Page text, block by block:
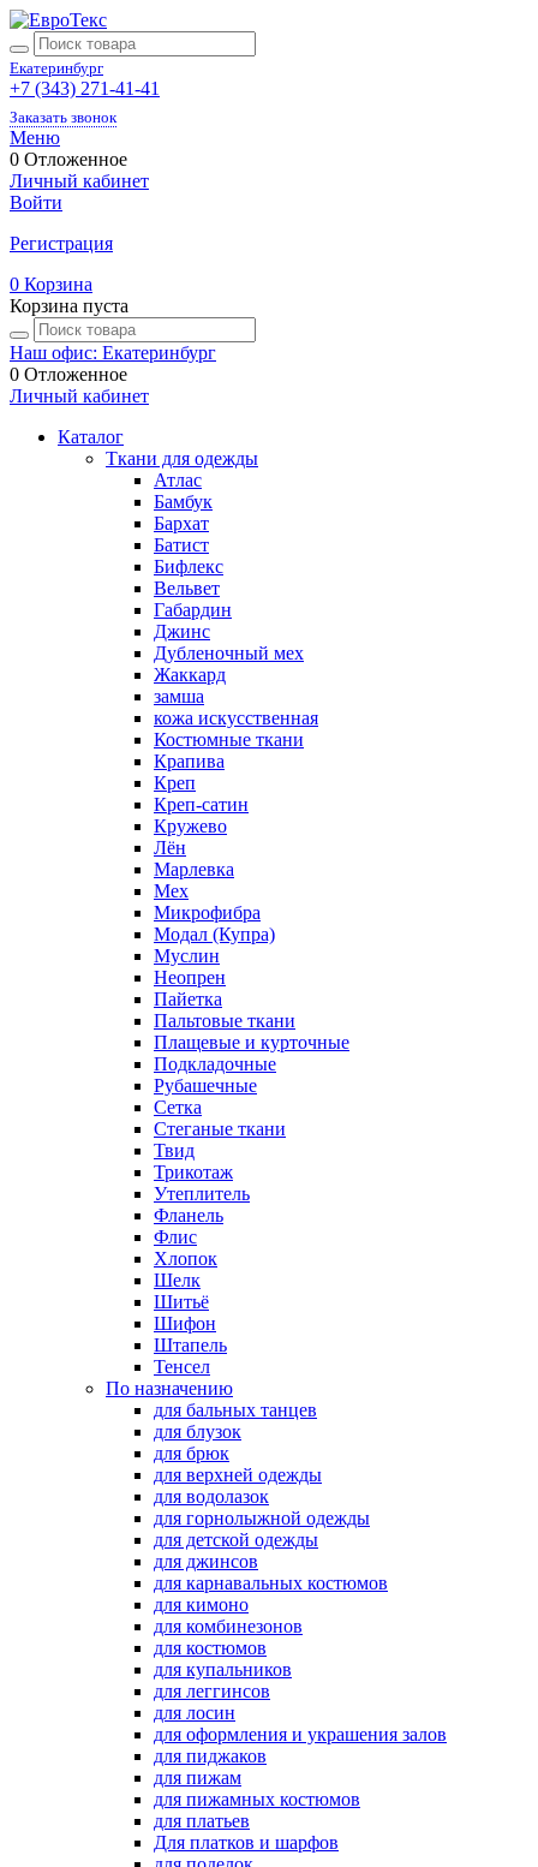
Екатеринбург
+7 (343) 271-41-41
Заказать звонок
Меню
0 Отложенное
Личный кабинет
Войти
Регистрация
0 Корзина
Корзина пуста
Наш офис: Екатеринбург
0 Отложенное
Личный кабинет
Каталог
Ткани для одежды
Атлас
Бамбук
Бархат
Батист
Бифлекс
Вельвет
Габардин
Джинс
Дубленочный мех
Жаккард
замша
кожа искусственная
Костюмные ткани
Крапива
Креп
Креп-сатин
Кружево
Лён
Марлевка
Мех
Микрофибра
Модал (Купра)
Муслин
Неопрен
Пайетка
Пальтовые ткани
Плащевые и курточные
Подкладочные
Рубашечные
Сетка
Стеганые ткани
Твид
Трикотаж
Утеплитель
Фланель
Флис
Хлопок
Шелк
Шитьё
Шифон
Штапель
Тенсел
По назначению
для бальных танцев
для блузок
для брюк
для верхней одежды
для водолазок
для горнолыжной одежды
для детской одежды
для джинсов
для карнавальных костюмов
для кимоно
для комбинезонов
для костюмов
для купальников
для леггинсов
для лосин
для оформления и украшения залов
для пиджаков
для пижам
для пижамных костюмов
для платьев
Для платков и шарфов